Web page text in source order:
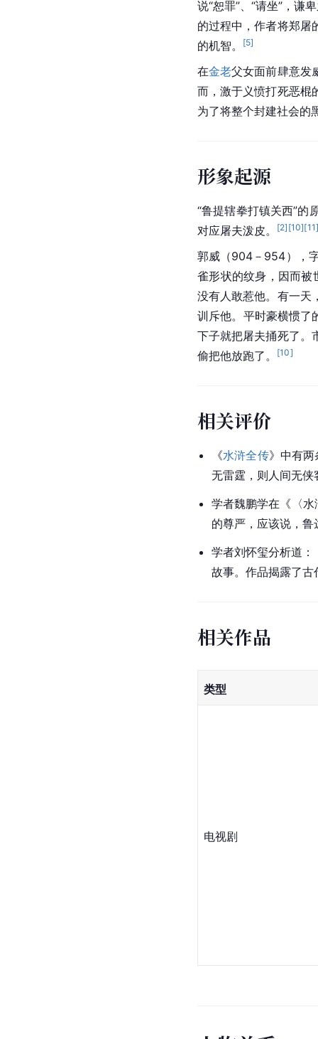
说“恕罪”、“请坐”，谦
的过程中，作者将郑屠
的机智。
[5]
在金老父女面前肆意发
而，激于义愤打死恶棍
为了将整个封建社会的
形象起源
“鲁提辖拳打镇关西”的
对应屠夫泼皮。
[2] [10][11
郭威 （904－954），
雀形状的纹身，因而被
没有人敢惹他。有一天
训斥他。平时豪横惯了
下子就把屠夫捅死了。
偷把他放跑了。
[10]
相关评价
《水浒全传》中有两
无雷霆，则人间无侠
学者魏鹏学在《〈
的尊严，应该说，鲁
学者刘怀玺分析道：
故事。作品揭露了古
相关作品
类型
电视剧